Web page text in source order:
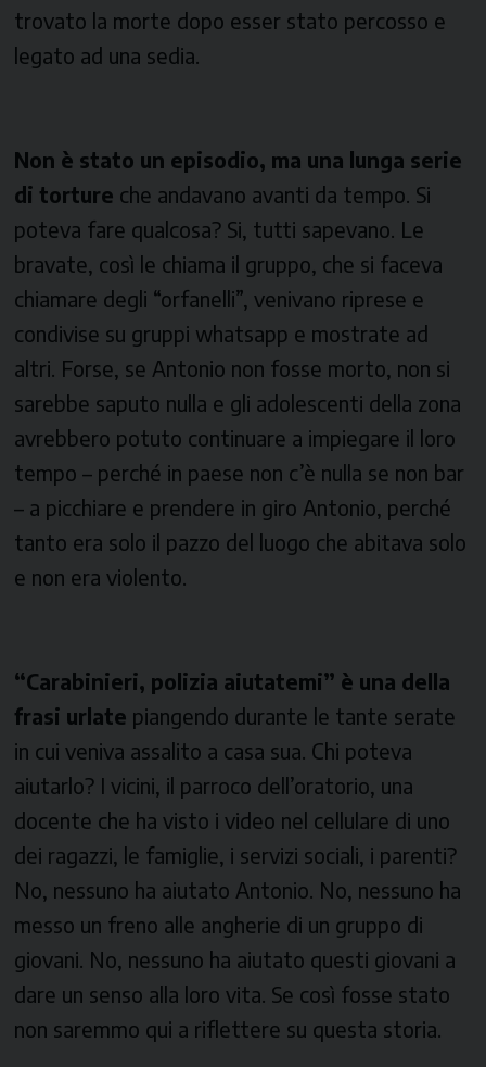
trovato la morte dopo esser stato percosso e
legato ad una sedia.
Non è stato un episodio, ma una lunga serie
di torture che andavano avanti da tempo. Si
poteva fare qualcosa? Si, tutti sapevano. Le
bravate, così le chiama il gruppo, che si faceva
chiamare degli “orfanelli”, venivano riprese e
condivise su gruppi whatsapp e mostrate ad
altri. Forse, se Antonio non fosse morto, non si
sarebbe saputo nulla e gli adolescenti della zona
avrebbero potuto continuare a impiegare il loro
tempo – perché in paese non c’è nulla se non bar
– a picchiare e prendere in giro Antonio, perché
tanto era solo il pazzo del luogo che abitava solo
e non era violento.
“Carabinieri, polizia aiutatemi” è una della
frasi urlate piangendo durante le tante serate
in cui veniva assalito a casa sua. Chi poteva
aiutarlo? I vicini, il parroco dell’oratorio, una
docente che ha visto i video nel cellulare di uno
dei ragazzi, le famiglie, i servizi sociali, i parenti?
No, nessuno ha aiutato Antonio. No, nessuno ha
messo un freno alle angherie di un gruppo di
giovani. No, nessuno ha aiutato questi giovani a
dare un senso alla loro vita. Se così fosse stato
non saremmo qui a riflettere su questa storia.